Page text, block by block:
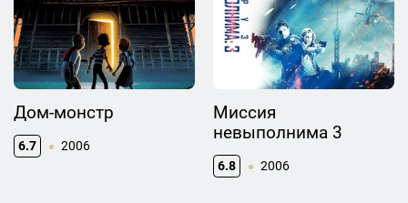
Дом-монстр
6.7 2006
Миссия
невыполнима 3
6.8 2006